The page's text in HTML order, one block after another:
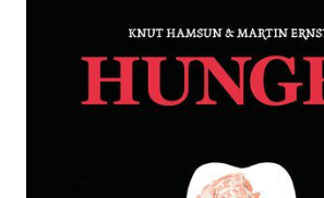
Zur Wunschliste hinzufügen
Nach dem Roman von Knut Hamsun